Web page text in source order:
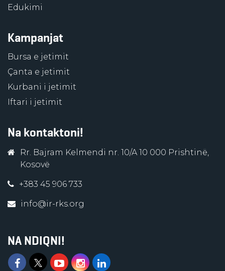
Edukimi
Kampanjat
Bursa e jetimit
Çanta e jetimit
Kurbani i jetimit
Iftari i jetimit
Na kontaktoni!
Rr. Bajram Kelmendi nr. 10/A 10 000 Prishtinë,
Kosovë
+383 45 906 733
info@ir-rks.org
NA NDIQNI!